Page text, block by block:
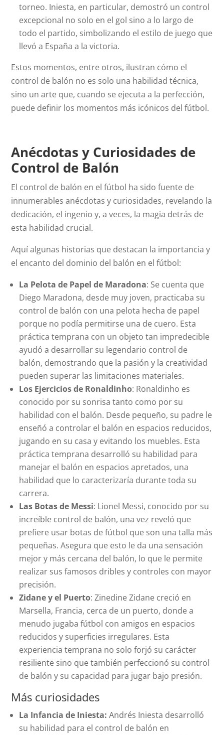
torneo. Iniesta, en particular, demostró un control
excepcional no solo en el gol sino a lo largo de
todo el partido, simbolizando el estilo de juego que
llevó a España a la victoria.
Estos momentos, entre otros, ilustran cómo el
control de balón no es solo una habilidad técnica,
sino un arte que, cuando se ejecuta a la perfección,
puede definir los momentos más icónicos del fútbol.
Anécdotas y Curiosidades de
Control de Balón
El control de balón en el fútbol ha sido fuente de
innumerables anécdotas y curiosidades, revelando la
dedicación, el ingenio y, a veces, la magia detrás de
esta habilidad crucial.
Aquí algunas historias que destacan la importancia y
el encanto del dominio del balón en el fútbol:
La Pelota de Papel de Maradona: Se cuenta que
Diego Maradona, desde muy joven, practicaba su
control de balón con una pelota hecha de papel
porque no podía permitirse una de cuero. Esta
práctica temprana con un objeto tan impredecible
ayudó a desarrollar su legendario control de
balón, demostrando que la pasión y la creatividad
pueden superar las limitaciones materiales.
Los Ejercicios de Ronaldinho: Ronaldinho es
conocido por su sonrisa tanto como por su
habilidad con el balón. Desde pequeño, su padre le
enseñó a controlar el balón en espacios reducidos,
jugando en su casa y evitando los muebles. Esta
práctica temprana desarrolló su habilidad para
manejar el balón en espacios apretados, una
habilidad que lo caracterizaría durante toda su
carrera.
Las Botas de Messi: Lionel Messi, conocido por su
increíble control de balón, una vez reveló que
prefiere usar botas de fútbol que son una talla más
pequeñas. Asegura que esto le da una sensación
mejor y más cercana del balón, lo que le permite
realizar sus famosos dribles y controles con mayor
precisión.
Zidane y el Puerto: Zinedine Zidane creció en
Marsella, Francia, cerca de un puerto, donde a
menudo jugaba fútbol con amigos en espacios
reducidos y superficies irregulares. Esta
experiencia temprana no solo forjó su carácter
resiliente sino que también perfeccionó su control
de balón y su capacidad para jugar bajo presión.
Más curiosidades
La Infancia de Iniesta: Andrés Iniesta desarrolló
su habilidad para el control de balón en